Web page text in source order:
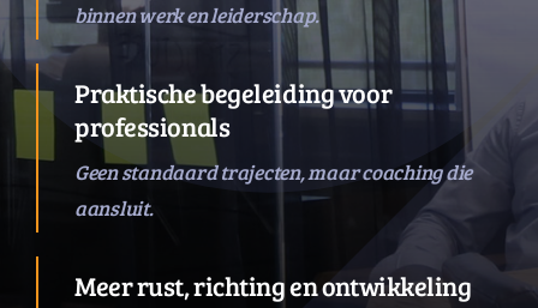
binnen werk en leiderschap.
Praktische begeleiding voor
professionals
Geen standaard trajecten, maar coaching die
aansluit.
Meer rust, richting en ontwikkeling